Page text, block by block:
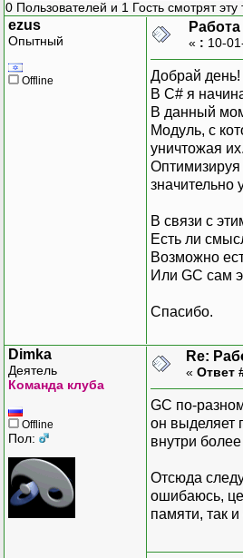
0 Пользователей и 1 Гость смотрят эту
ezus
Опытный
Offline
« : 10-
Добрай день!
В С# я
В данный
Модуль, с
уничтожая их.
Оптимизируя
значительно
В связи с
Есть ли
Возможно
Или GC сам
Спасибо.
Dimka
Деятель
Команда клуба
Offline
Пол:
Re:
« Ответ
GC по-
он выделяет
внутри
Отсюда
ошибаюсь,
памяти, так